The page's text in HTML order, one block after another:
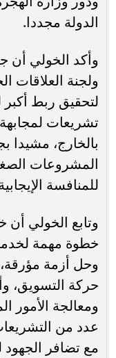
الدولة مجددا.
وأكد الخولي أن
ولجنة العلاقات
لتحقيق ربط
تشريعات
بالخارج، مشيدا
المشروعات
للمنافسة
وتابع الخولي أن
خطوة مهمة
وحل أزمة
حركة التسويق،
ومعالجة الأمور
مع تضافر